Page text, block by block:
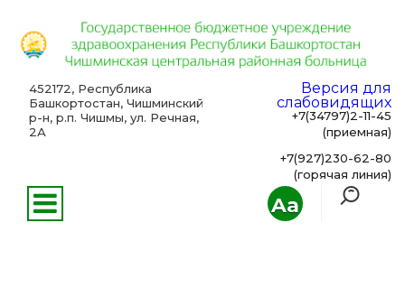
Aa
452172, Республика
Башкортостан, Чишминский
р-н, р.п. Чишмы, ул. Речная,
2А
Версия для
слабовидящих
+7(34797)2-11-45
(приемная)
+7(927)230-62-80
(горячая линия)